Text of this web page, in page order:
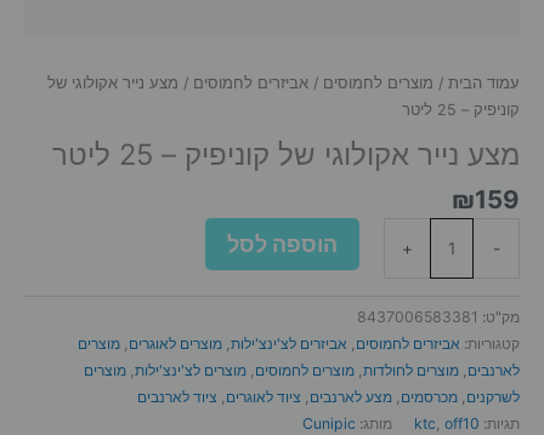
עמוד הבית / מוצרים לחמוסים / אביזרים לחמוסים / מצע נייר אקולוגי של
קוניפיק – 25 ליטר
מצע נייר אקולוגי של קוניפיק – 25 ליטר
₪159
-
נייר
אקולוגי
של
קוניפיק
-
+ הוספה לסל
מק"ט: 8437006583381
קטגוריות: אביזרים לחמוסים אביזרים לצ'ינצ'ילות מוצרים לאוגרים מוצרים
לארנבים מוצרים לחולדות מוצרים לחמוסים מוצרים לצ'ינצ'ילות מוצרים
לשרקנים מכרסמים מצע לארנבים ציוד לאוגרים ציוד לארנבים
תגיות:
ktc off10 מותג: Cunipic